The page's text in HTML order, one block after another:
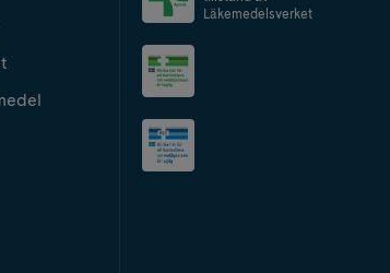
Läkemedelsverket